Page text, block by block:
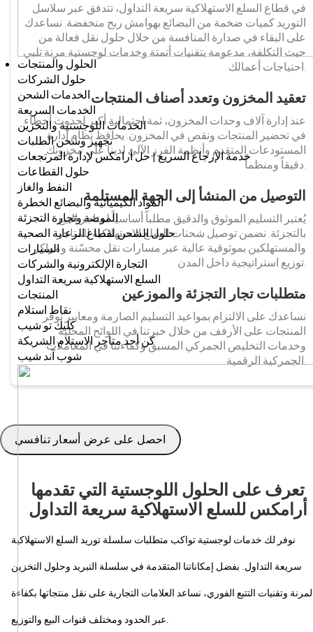
الحلول والمنتجات
حلول الشركات
الخدمات الشحن
الخدمات السريعة
الخدمات اللوجستية والتخزين
تجهيز وشحن الطلبات
خدمة الإرجاع السريع | حل أرامكس لإدارة المرتجعات
حلول القطاعات
النفط والغاز
المواد الكيميائية والبضائع الخطرة
الموضة وتجارة التجزئة
حلول الشحن لقطاع الرعاية الصحية
السيارات
التجارة الإلكترونية والشركات
السلع الاستهلاكية سريعة التداول
المنتجات
نقاط استلام
كليك تو شيب
كن أحد متاجر الاستلام الشريكة
شوب آند شيب
في قطاع السلع الاستهلاكية سريعة التداول، تتدفق عبر سلاسل
التوريد كميات ضخمة من البضائع بهوامش ربح منخفضة. نساعدك
على البقاء في صدارة المنافسة من خلال حلول نقل فعالة من
حيث التكلفة، مدعومة بتقنيات أتمتة وخدمات لوجستية مرنة تلبي
احتياجات أعمالك.
تعقيد المخزون وتعدد أصناف المنتجات
عند إدارة آلاف وحدات المخزون، ثمة احتمالية أكبر لحدوث أخطاء
في تحضير المنتجات ونقص في المخزون. يحافظ نظام إدارة
المستودعات المتقدم وأنظمة الفرز الآلي لدينا على مخزونك
دقيقاً ومنظماً.
التوصيل من المنشأ إلى الجهة المستلمة
يُعتبر التسليم الموثوق والدقيق مطلباً أساسياً لمتاجر البيع
بالتجزئة. نضمن توصيل شحنات السلع الاستهلاكية للمتاجر
والمستهلكين بموثوقية عالية عبر مسارات نقل محسّنة ومراكز
توزيع استراتيجية داخل المدن.
متطلبات تجار التجزئة والموزعين
نساعدك على الالتزام بمواعيد التسليم الصارمة ومعايير توفر
المنتجات على الأرفف من خلال خبرتنا في اللوائح المحلية
وخدمات التخليص الجمركي المسبق وكفاءتنا في المعاملات
الجمركية الرقمية.
احصل على عرض أسعار تنافسي
تعرف على الحلول اللوجستية التي تقدمها
أرامكس للسلع الاستهلاكية سريعة التداول
نوفر لك خدمات لوجستية تواكب متطلبات سلسلة توريد السلع الاستهلاكية
سريعة التداول. بفضل إمكاناتنا المتقدمة في سلسلة التبريد وحلول التخزين
وتقنيات التتبع الفوري، نساعد العلامات التجارية على نقل منتجاتها بكفاءة
عبر الحدود ومختلف قنوات البيع والتوزيع.